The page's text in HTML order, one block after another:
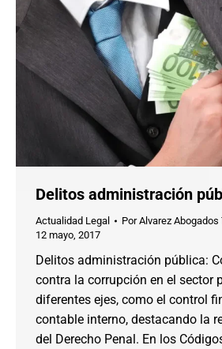
Delitos administración
Actualidad Legal PorAlvarez Abogados
12 mayo, 2017
Delitos administración pública:
contra la corrupción en el sector
diferentes ejes, como el control
contable interno, destacando la
del Derecho Penal. En los